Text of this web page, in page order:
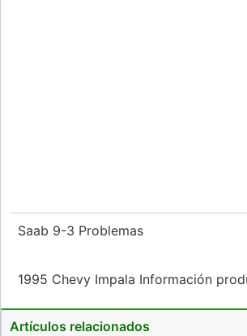
Saab 9-3 Problemas
1995 Chevy Impala Información
Artículos relacionados